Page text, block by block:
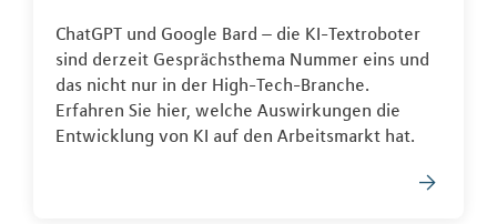
ChatGPT und Google Bard – die KI-Textroboter
sind derzeit Gesprächsthema Nummer eins und
das nicht nur in der High-Tech-Branche.
Erfahren Sie hier, welche Auswirkungen die
Entwicklung von KI auf den Arbeitsmarkt hat.